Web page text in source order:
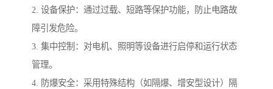
2. 设备保护：通过过载、短路等保护功能，防止电路故
障引发危险。
3. 集中控制：对电机、照明等设备进行启停和运行状态
管理。
4. 防爆安全：采用特殊结构（如隔爆、增安型设计）隔